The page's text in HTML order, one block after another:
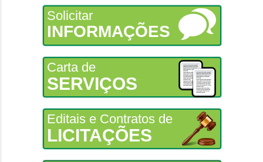
Solicitar
INFORMAÇÕES
Carta de
SERVIÇOS
Editais e Contratos de
LICITAÇÕES